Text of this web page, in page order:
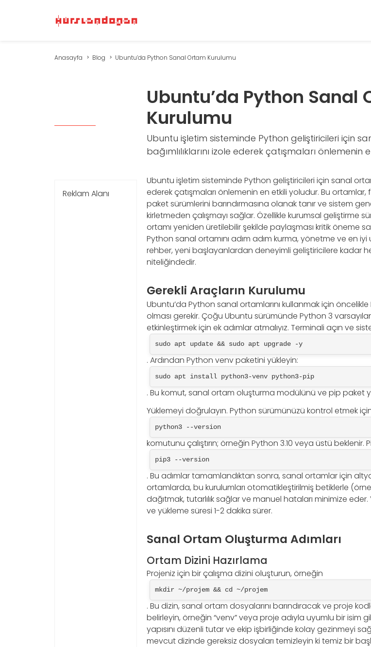
Anasayfa Blog Ubuntu’da Python Sanal Ortam Kurulumu
Ubuntu’da Python Sanal
Kurulumu
Ubuntu işletim sisteminde Python geliştiricileri için
bağımlılıklarını izole ederek çatışmaları önlemenin
Reklam Alanı
Ubuntu işletim sisteminde Python geliştiricileri için sanal
ederek çatışmaları önlemenin en etkili yoludur. Bu ortamlar,
paket sürümlerini barındırmasına olanak tanır ve sistem
kirletmeden çalışmayı sağlar. Özellikle kurumsal geliştirme
ortamı yeniden üretilebilir şekilde paylaşması kritik öneme
Python sanal ortamını adım adım kurma, yönetme ve en iyi
rehber, yeni başlayanlardan deneyimli geliştiricilere kadar
niteliğindedir.
Gerekli Araçların Kurulumu
Ubuntu’da Python sanal ortamlarını kullanmak için
olması gerekir. Çoğu Ubuntu sürümünde Python 3
etkinleştirmek için ek adımlar atmalıyız. Terminali açın ve
sudo apt update && sudo apt upgrade -y
. Ardından Python venv paketini yükleyin:
sudo apt install python3-venv python3-pip
. Bu komut, sanal ortam oluşturma modülünü ve pip paket
Yüklemeyi doğrulayın. Python sürümünüzü kontrol etmek
python3 --version
komutunu çalıştırın; örneğin Python 3.10 veya üstü
pip3 --version
. Bu adımlar tamamlandıktan sonra, sanal ortamlar için
ortamlarda, bu kurulumları otomatikleştirilmiş betiklerle
dağıtmak, tutarlılık sağlar ve manuel hataları minimize eder.
ve yükleme süresi 1-2 dakika sürer.
Sanal Ortam Oluşturma Adımları
Ortam Dizini Hazırlama
Projeniz için bir çalışma dizini oluşturun, örneğin
mkdir ~/projem && cd ~/projem
. Bu dizin, sanal ortam dosyalarını barındıracak ve proje
belirleyin, örneğin “venv” veya proje adıyla uyumlu bir isim
yapısını düzenli tutar ve ekip işbirliğinde kolay gezinmeyi
mevcut dizinde gereksiz dosyaları temizleyin ki temiz bir